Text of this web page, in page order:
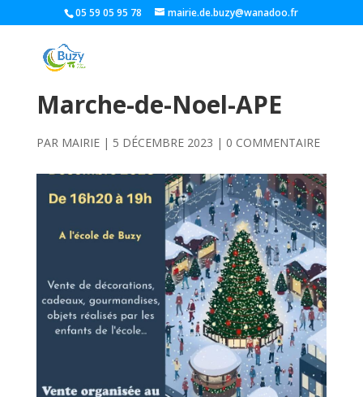
05 59 05 95 78 mairie.de.buzy@wanadoo.fr
Marche-de-Noel-APE
PAR MAIRIE| 5 DÉCEMBRE 2023 | 0 COMMENTAIRE